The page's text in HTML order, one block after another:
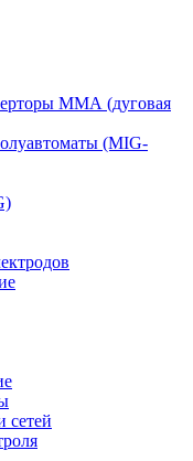
ММА (дуговая
(MIG-
сетей